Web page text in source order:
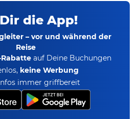
die App!
– vor und während der
Reise
auf Deine Buchungen
keine Werbung
immer griffbereit